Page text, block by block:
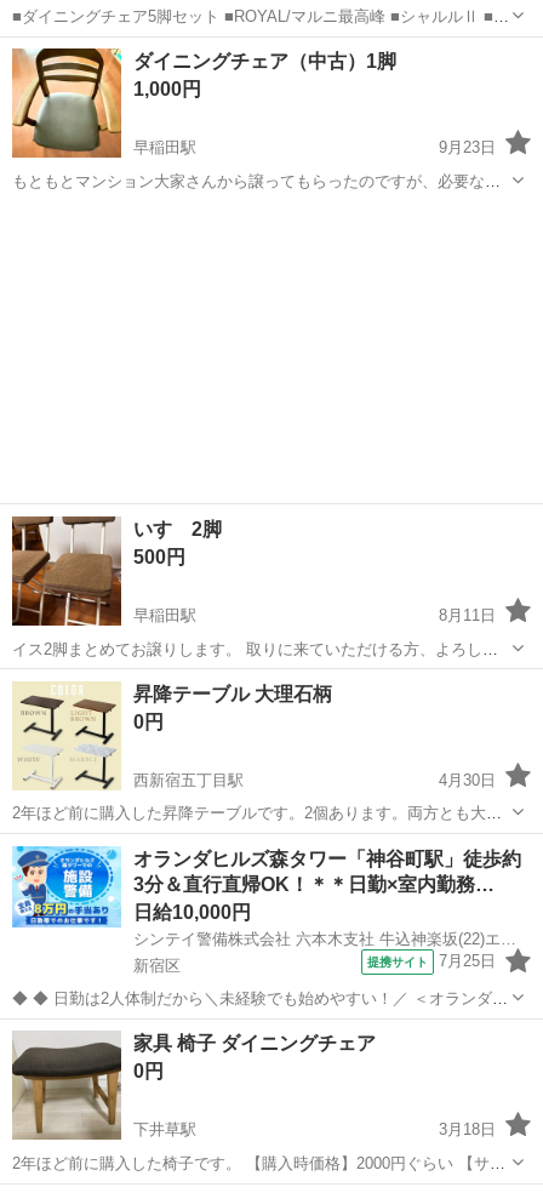
■ダイニングチェア5脚セット ■ROYAL/マルニ最高峰 ■シャルルⅡ ■定
価88万円 中古品のため、写真のように全体的にスレやキズ、汚れ、1
脚にガタつきがございます。 その他大きなダメージはございません。
サイズ 幅 4...
東京 新宿区 椅子
ダイニングチェア（中古）1脚
1,000円
早稲田駅
9月23日
もともとマンション大家さんから譲ってもらったのですが、必要なく
いす 2脚
500円
早稲田駅
8月11日
イス2脚まとめてお譲りします。 取りに来ていただける方、よろしく
お願いします。
東京 新宿区 早稲田駅 椅子 イス
昇降テーブル 大理石柄
0円
西新宿五丁目駅
4月30日
2年ほど前に購入した昇降テーブルです。2個あります。両方とも大理
石柄です 【購入時価格】1個12,000円ぐらいなので2個で24,000円です
【サイズ】写真をご覧ください 【傷などの状態】とくに目立った傷は
ありません。 【...
東京 新宿区 西新宿五丁目駅 大理石
オランダヒルズ森タワー「神谷町駅」徒歩約
3分＆直行直帰OK！＊＊日勤×室内勤務…
日給10,000円
新宿区
提携サイト 7月25日
◆ ◆ 日勤は2人体制だから＼未経験でも始めやすい！／ ＜オランダヒ
ルズ森タワーで施設警備をお任せ＞ 日勤のみ＆週3日～OKの自由シフ
ト制 プライベートとの両立もバッチリ！ アクセス抜群で通勤も楽チン
です♪ ＼未経験ス...
東京 新宿区 警備員
家具 椅子 ダイニングチェア
0円
下井草駅
3月18日
2年ほど前に購入した椅子です。 【購入時価格】2000円ぐらい 【サイ
ズ】縦：34cm、横：48cm、奥行き：40cm （大体です） 【傷などの